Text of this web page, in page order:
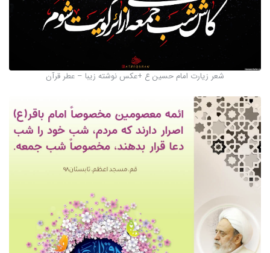
شعر زیارت امام حسین ع +عکس نوشته زیبا – عطر قرآن